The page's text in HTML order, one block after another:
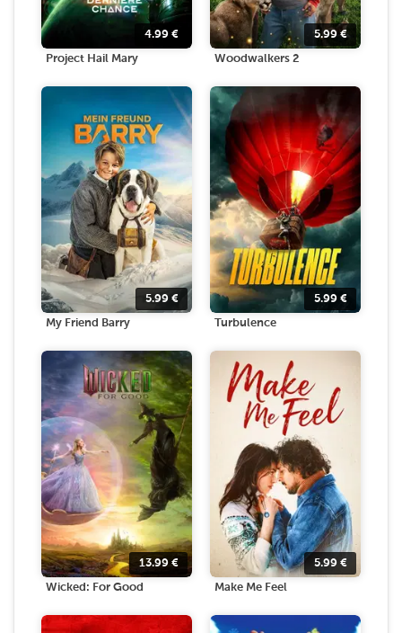
4.99 €
Project Hail Mary
5.99 €
Woodwalkers 2
5.99 €
My Friend Barry
5.99 €
Turbulence
13.99 €
Wicked: For Good
5.99 €
Make Me Feel